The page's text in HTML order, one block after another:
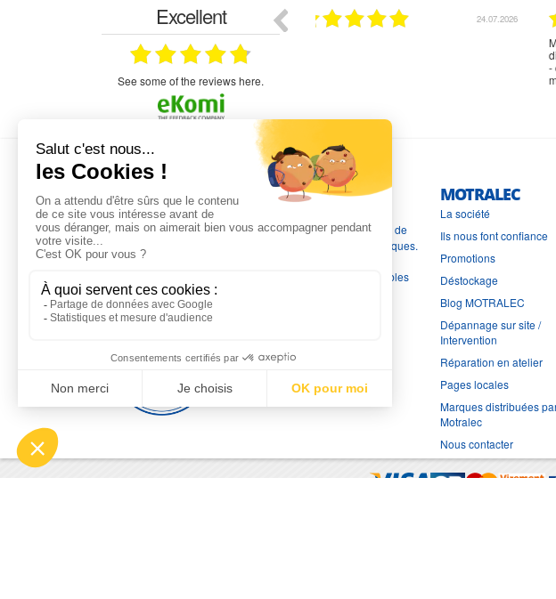
Excellent
see some of the reviews here.
07.07.2026
bien rien a dire .what else
02.07.2026
L'EXPERTISE MOTRALEC
Depuis 1976, nous sommes
Franceen pompes de relevage, station de relevage, pompe de
chauffage, suppression, forage, immergée et moteurs électriques.
Nous assurons
, tout en travaillant avec les marques les plus fiables
du marché.
MOTRALEC
La société
Ils nous font confiance
Promotions
Déstockage
Blog MOTRALEC
Dépannage sur site /
Intervention
Réparation en atelier
Pages locales
Marques distribuées
Motralec
Nous contacter